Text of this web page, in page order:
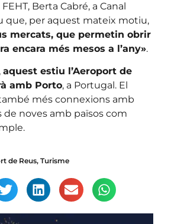
Berta Cabré, a Canal
que, per aquest mateix motiu,
mercats, que permetin obrir
encara més mesos a l’any».
aquest estiu l’Aeroport de
amb Porto, a Portugal. El
més connexions amb
de noves amb països com
de Reus, Turisme